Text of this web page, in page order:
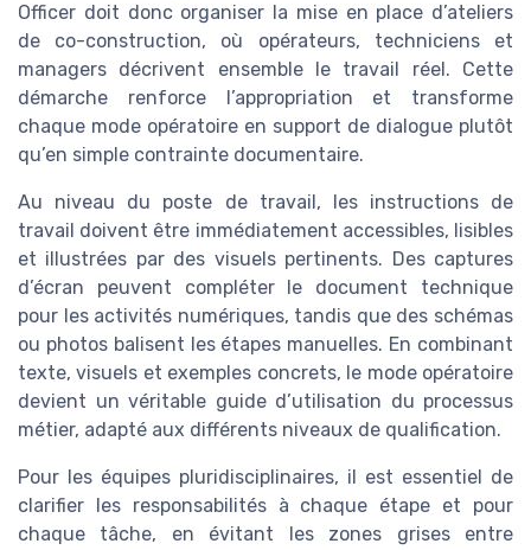
Officer doit donc organiser la mise en place d’ateliers
de co-construction, où opérateurs, techniciens et
managers décrivent ensemble le travail réel. Cette
démarche renforce l’appropriation et transforme
chaque mode opératoire en support de dialogue plutôt
qu’en simple contrainte documentaire.
Au niveau du poste de travail, les instructions de
travail doivent être immédiatement accessibles, lisibles
et illustrées par des visuels pertinents. Des captures
d’écran peuvent compléter le document technique
pour les activités numériques, tandis que des schémas
ou photos balisent les étapes manuelles. En combinant
texte, visuels et exemples concrets, le mode opératoire
devient un véritable guide d’utilisation du processus
métier, adapté aux différents niveaux de qualification.
Pour les équipes pluridisciplinaires, il est essentiel de
clarifier les responsabilités à chaque étape et pour
chaque tâche, en évitant les zones grises entre